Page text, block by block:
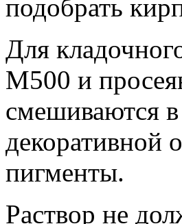
подобрать
Для
М500 и
смешиваются
декоративной
пигменты.
Раствор не